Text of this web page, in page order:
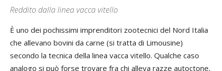
Reddito dalla linea vacca vitello
È uno dei pochissimi imprenditori zootecnici del Nord Italia
che allevano bovini da carne (si tratta di Limousine)
secondo la tecnica della linea vacca vitello. Qualche caso
analogo si può forse trovare fra chi alleva razze autoctone,